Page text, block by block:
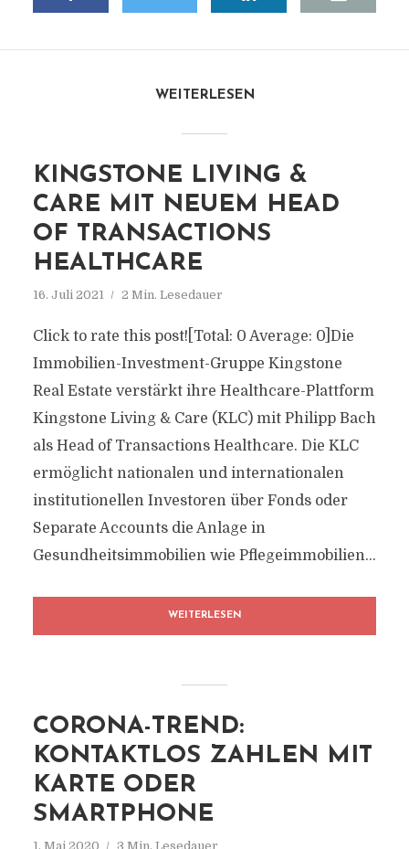
WEITERLESEN
KINGSTONE LIVING &
CARE MIT NEUEM HEAD
OF TRANSACTIONS
HEALTHCARE
16. Juli 2021 2 Min. Lesedauer
Click to rate this post![Total: 0 Average: 0]Die
Immobilien-Investment-Gruppe Kingstone
Real Estate verstärkt ihre Healthcare-Plattform
Kingstone Living & Care (KLC) mit Philipp Bach
als Head of Transactions Healthcare. Die KLC
ermöglicht nationalen und internationalen
institutionellen Investoren über Fonds oder
Separate Accounts die Anlage in
Gesundheitsimmobilien wie Pflegeimmobilien...
WEITERLESEN
CORONA-TREND:
KONTAKTLOS ZAHLEN MIT
KARTE ODER
SMARTPHONE
1. Mai 2020 3 Min. Lesedauer